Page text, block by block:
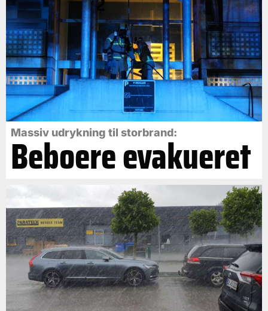
Massiv udrykning til storbrand:
Beboere evakueret